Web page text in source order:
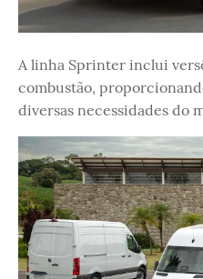
A linha Sprinter inclui
combustão,
diversas necessidades do